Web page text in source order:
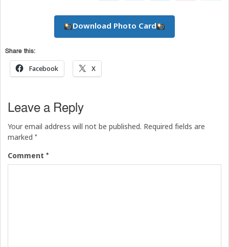
Download Photo Card
Share this:
Facebook X
Leave a Reply
Your email address will not be published. Required fields are
marked *
Comment *